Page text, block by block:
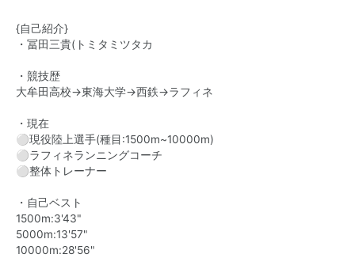
{自己紹介}
・冨田三貴(トミタミツタカ
・競技歴
大牟田高校→東海大学→西鉄→ラフィネ
・現在
⚪︎現役陸上選手(種目:1500m~10000m)
⚪︎ラフィネランニングコーチ
⚪︎整体トレーナー
・自己ベスト
1500m:3'43"
5000m:13'57"
10000m:28'56"